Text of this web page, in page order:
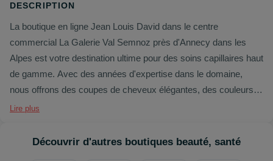
DESCRIPTION
La boutique en ligne Jean Louis David dans le centre
commercial La Galerie Val Semnoz près d'Annecy dans les
Alpes est votre destination ultime pour des soins capillaires haut
de gamme. Avec des années d'expertise dans le domaine,
nous offrons des coupes de cheveux élégantes, des couleurs
vibrantes, des traitements nourrissants et des produits de
de coiffeurs professionnels est passionnée par l'art de la
Lire plus
Découvrir d'autres boutiques beauté, santé